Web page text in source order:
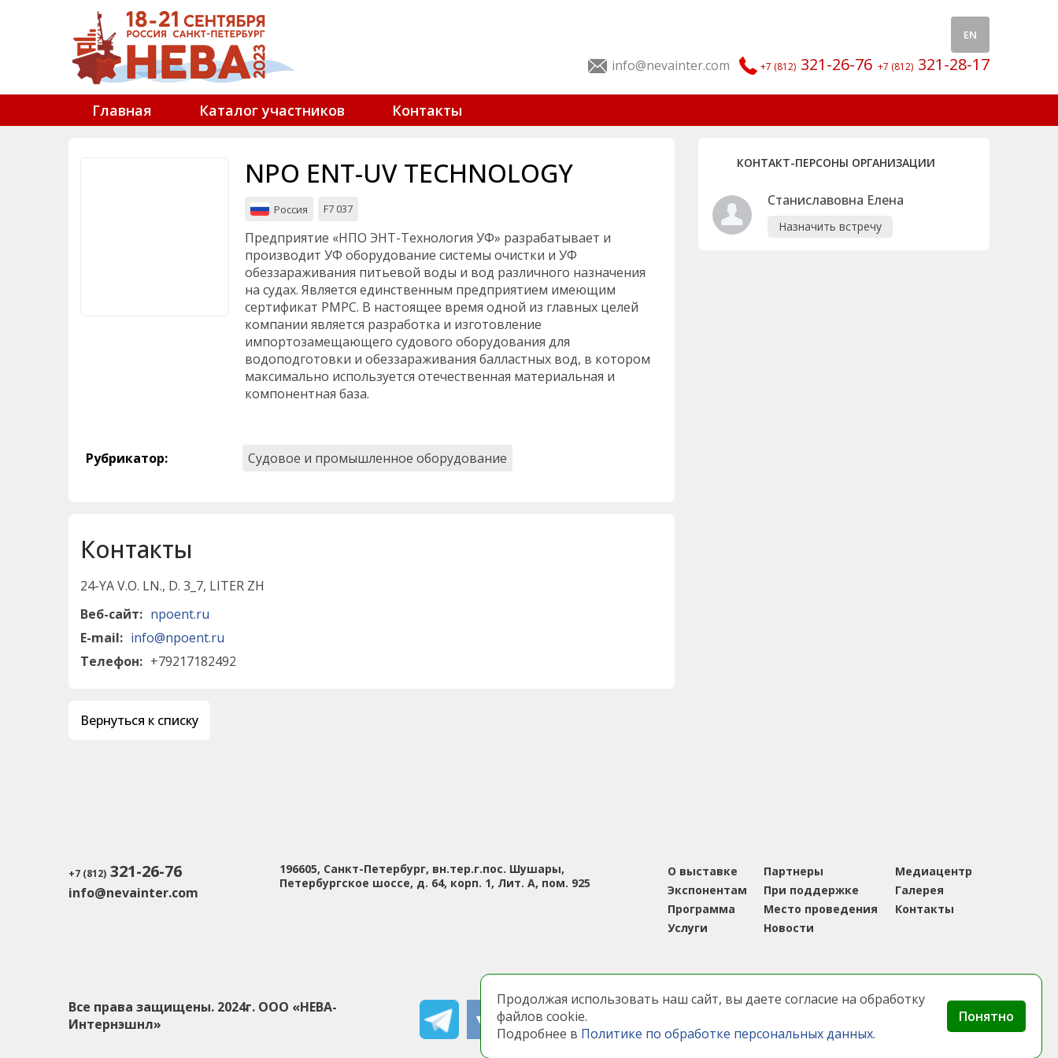
EN
info@nevainter.com +7 (812) 321-26-76 +7 (812) 321-28-17
Главная Каталог участников Контакты
NPO ENT-UV TECHNOLOGY
Россия F7 037
Предприятие «НПО ЭНТ-Технология УФ» разрабатывает и
производит УФ оборудование системы очистки и УФ
обеззараживания питьевой воды и вод различного назначения
на судах. Является единственным предприятием имеющим
сертификат РМРС. В настоящее время одной из главных целей
компании является разработка и изготовление
импортозамещающего судового оборудования для
водоподготовки и обеззараживания балластных вод, в котором
максимально используется отечественная материальная и
компонентная база.
Рубрикатор: Судовое и промышленное оборудование
Контакты
24-YA V.O. LN., D. 3_7, LITER ZH
Веб-сайт: npoent.ru
E-mail: info@npoent.ru
Телефон: +79217182492
Вернуться к списку
КОНТАКТ-ПЕРСОНЫ ОРГАНИЗАЦИИ
Станиславовна Елена
Назначить встречу
+7 (812) 321-26-76
info@nevainter.com
196605, Санкт-Петербург, вн.тер.г.пос. Шушары,
Петербургское шоссе, д. 64, корп. 1, Лит. А, пом. 925
О выставке
Экспонентам
Программа
Услуги
Партнеры
При поддержке
Место проведения
Новости
Медиацентр
Галерея
Контакты
Все права защищены. 2024г. ООО «НЕВА-
Интернэшнл»
Публичная оферта
Соглашение о персональных данных
Настоящий сайт использует cookies для оптимальной работы
системы
Продолжая использовать наш сайт, вы даете согласие на обработку
файлов cookie.
Подробнее в Политике по обработке персональных данных.
Понятно